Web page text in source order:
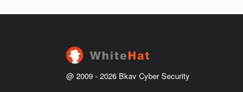
@ 2009 - 2026 Bkav Cyber Security